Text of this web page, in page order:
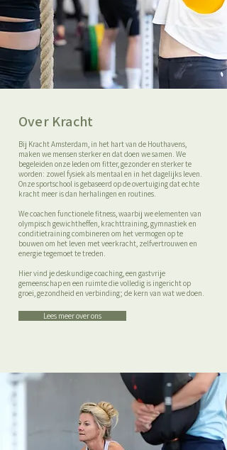
Over Kracht
Bij Kracht Amsterdam, in het hart van de Houthavens,
maken we mensen sterker en dat doen we samen. We
begeleiden onze leden om fitter, gezonder en sterker te
worden: zowel fysiek als mentaal en in het dagelijks leven.
Onze sportschool is gebaseerd op de overtuiging dat echte
kracht meer is dan herhalingen en routines.
We coachen functionele fitness, waarbij we elementen van
olympisch gewichtheffen, krachttraining, gymnastiek en
conditietraining combineren om het vermogen op te
bouwen om het leven met veerkracht, zelfvertrouwen en
energie tegemoet te treden.
Hier vind je deskundige coaching, een gastvrije
gemeenschap en een ruimte die volledig is ingericht op
groei, gezondheid en verbinding; de kern van wat we doen.
Lees meer over ons